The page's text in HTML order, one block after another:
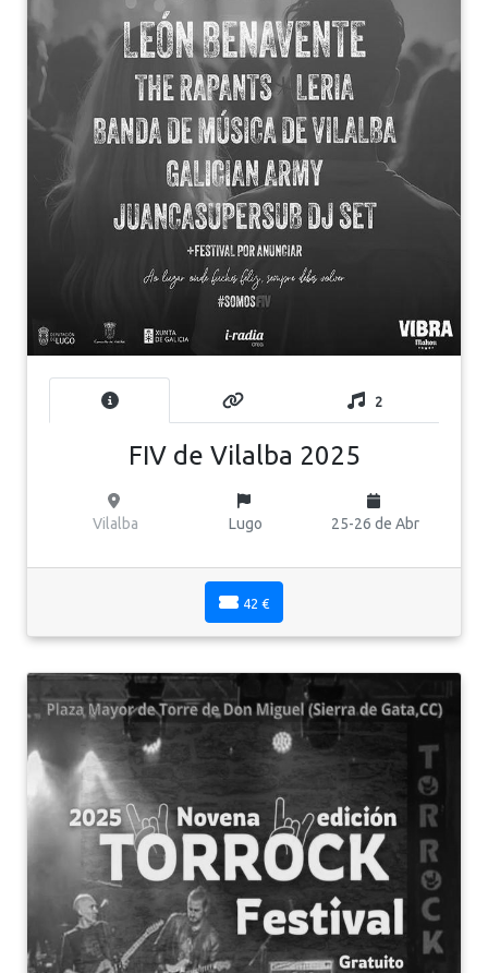
2
FIV de Vilalba 2025
Vilalba Lugo 25-26 de Abr
42 €